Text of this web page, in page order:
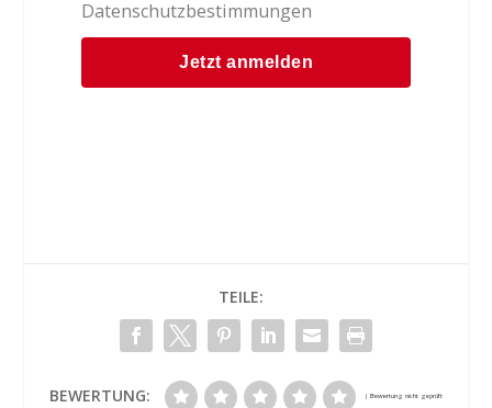
Datenschutzbestimmungen
TEILE:
BEWERTUNG: